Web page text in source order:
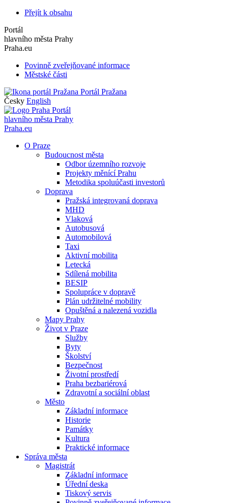
Přejít k obsahu
Portál
hlavního města Prahy
Praha.eu
Povinně zveřejňované informace
Městské části
Portál Pražana
Česky English
Portál
hlavního města Prahy
Praha.eu
O Praze
Budoucnost města
Odbor územního rozvoje
Projekty měnící Prahu
Metodika spoluúčasti investorů
Doprava
Pražská integrovaná doprava
MHD
Vlaková
Autobusová
Automobilová
Taxi
Aktivní mobilita
Letecká
Sdílená mobilita
BESIP
Spolupráce v dopravě
Plán udržitelné mobility
Opuštěná a nalezená vozidla
Mapy Prahy
Život v Praze
Služby
Byty
Školství
Bezpečnost
Životní prostředí
Praha bezbariérová
Zdravotní a sociální oblast
Město
Základní informace
Historie
Památky
Kultura
Praktické informace
Správa města
Magistrát
Základní informace
Úřední deska
Tiskový servis